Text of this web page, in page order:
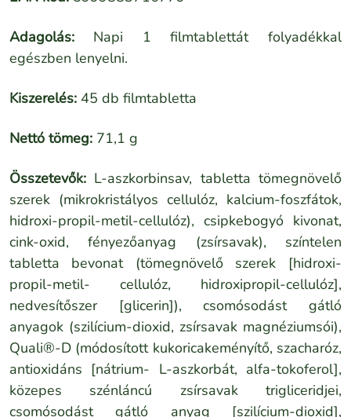
Adagolás: Napi 1 filmtablettát folyadékkal
egészben lenyelni.
Kiszerelés: 45 db filmtabletta
Nettó tömeg: 71,1 g
Összetevők: L-aszkorbinsav, tabletta tömegnövelő
szerek (mikrokristályos cellulóz, kalcium-foszfátok,
hidroxi-propil-metil-cellulóz), csipkebogyó kivonat,
cink-oxid, fényezőanyag (zsírsavak), színtelen
tabletta bevonat (tömegnövelő szerek [hidroxi-
propil-metil- cellulóz, hidroxipropil-cellulóz],
nedvesítőszer [glicerin]), csomósodást gátló
anyagok (szilícium-dioxid, zsírsavak magnéziumsói),
Quali®-D (módosított kukoricakeményítő, szacharóz,
antioxidáns [nátrium- L-aszkorbát, alfa-tokoferol],
közepes szénláncú zsírsavak trigliceridjei,
csomósodást gátló anyag [szilícium-dioxid],